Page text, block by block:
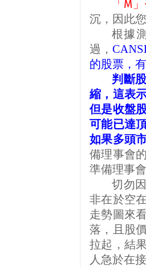
「 M
沉，因此
根據
過，
的股票，
判斷
縮，這表
但是收盤
可能已達
如果多頭
備理事會
準備理事
切勿
非在於空
走勢圖來
落，且股
拉起，結
人急於在